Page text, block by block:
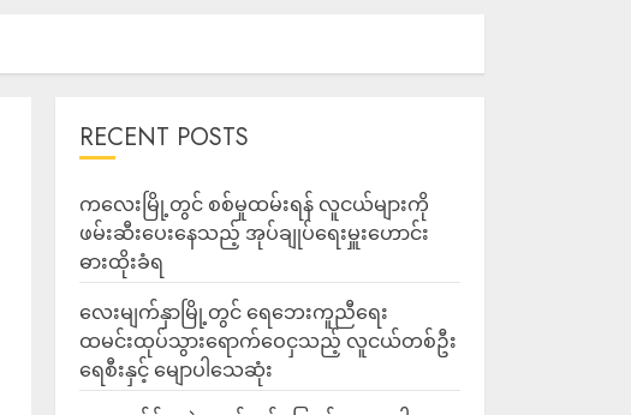
RECENT POSTS
ကလေးမြို့တွင် စစ်မှုထမ်းရန် လူငယ်များကို
ဖမ်းဆီးပေးနေသည့် အုပ်ချုပ်ရေးမှူးဟောင်း
ဓားထိုးခံရ
လေးမျက်နှာမြို့တွင် ရေဘေးကူညီရေး
ထမင်းထုပ်သွားရောက်ဝေငှသည့် လူငယ်တစ်ဦး
ရေစီးနှင့် မျောပါသေဆုံး